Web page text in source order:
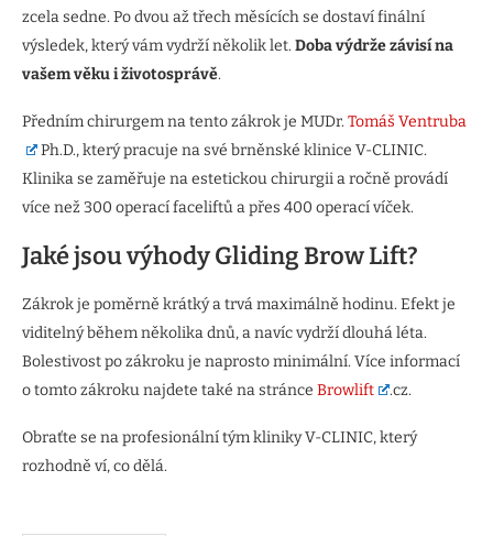
zcela sedne. Po dvou až třech měsících se dostaví finální
výsledek, který vám vydrží několik let. Doba výdrže závisí na
vašem věku i životosprávě.
Předním chirurgem na tento zákrok je MUDr. Tomáš Ventruba
Ph.D., který pracuje na své brněnské klinice V-CLINIC.
Klinika se zaměřuje na estetickou chirurgii a ročně provádí
více než 300 operací faceliftů a přes 400 operací víček.
Jaké jsou výhody Gliding Brow Lift?
Zákrok je poměrně krátký a trvá maximálně hodinu. Efekt je
viditelný během několika dnů, a navíc vydrží dlouhá léta.
Bolestivost po zákroku je naprosto minimální. Více informací
o tomto zákroku najdete také na stránce Browlift .cz.
Obraťte se na profesionální tým kliniky V-CLINIC, který
rozhodně ví, co dělá.